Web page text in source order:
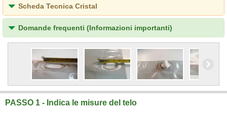
Scheda Tecnica Cristal
Domande frequenti (Informazioni importanti)
PASSO 1 - Indica le misure del telo